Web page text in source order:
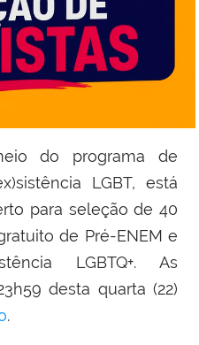
do programa de
LGBT, está
para seleção de 40
de Pré-ENEM e
LGBTQ+. As
desta quarta (22)
.